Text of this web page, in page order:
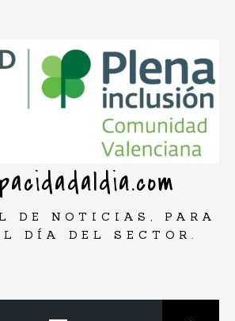
DE NOTICIAS, PARA
DÍA DEL SECTOR.